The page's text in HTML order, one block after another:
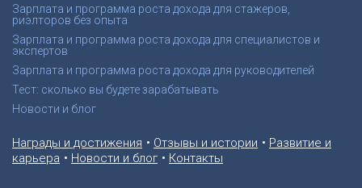
Зарплата и программа роста дохода для стажеров,
риэлторов без опыта
Зарплата и программа роста дохода для специалистов и
экспертов
Зарплата и программа роста дохода для руководителей
Тест: сколько вы будете зарабатывать
Новости и блог
Награды и достижения • Отзывы и истории • Развитие и
карьера • Новости и блог • Контакты